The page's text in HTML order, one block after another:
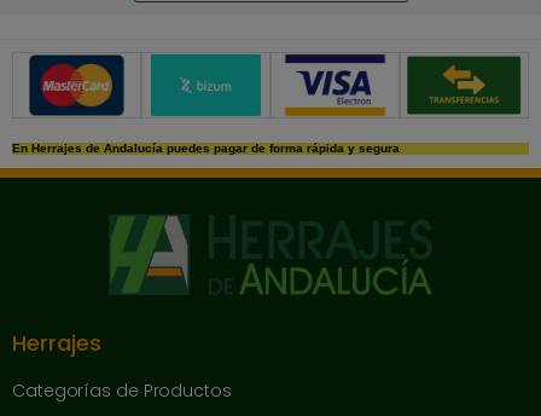
Métodos de pago seguros
En Herrajes de Andalucía puedes pagar de forma rápida y segura
Herrajes
Categorías de Productos